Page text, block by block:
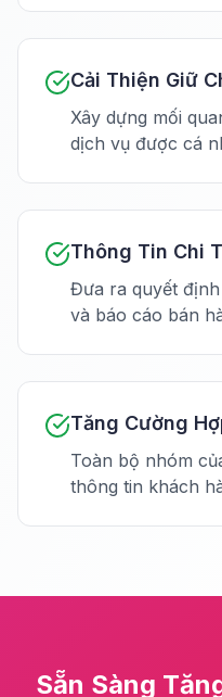
Cải Thiện Giữ
Xây dựng mối
dịch vụ được cá
Thông Tin Chi
Đưa ra quyết
và báo cáo bán
Tăng Cường
Toàn bộ nhóm
thông tin khách
Sẵn Sàng